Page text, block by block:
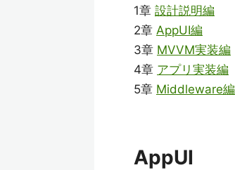
1章 設計説明編
2章 AppUI編
3章 MVVM実装編
4章 アプリ実装編
5章 Middleware編
AppUI